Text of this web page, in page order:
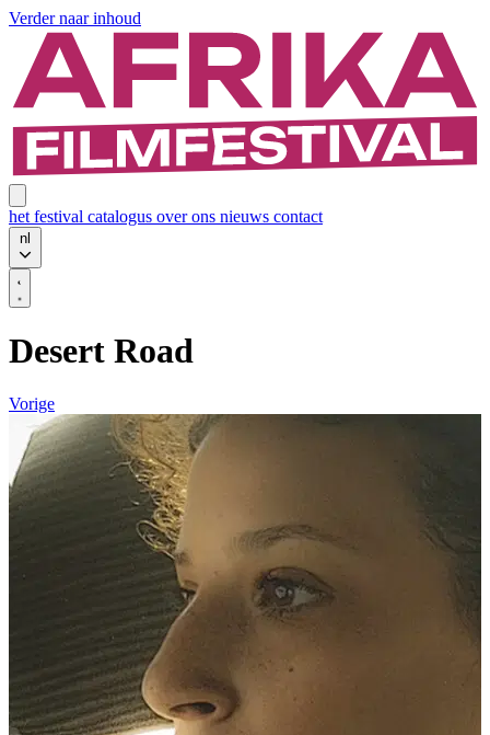
Verder naar inhoud
het festival catalogus over ons nieuws contact
nl
Desert Road
Vorige